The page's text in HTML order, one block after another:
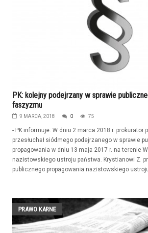
PK: kolejny podejrzany w sprawie
faszyzmu
9 MARCA, 2018 0 75
- PK informuje: W dniu 2 marca 2018 r. prokurator
przesłuchał siódmego podejrzanego w sprawie
propagowania w dniu 13 maja 2017 r. na terenie
nazistowskiego ustroju państwa. Krystianowi Z.
publicznego propagowania nazistowskiego
PRAWO KARNE